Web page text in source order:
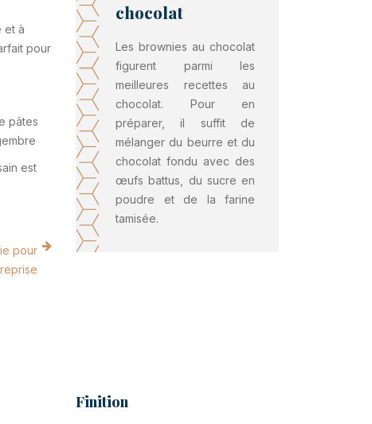
et à
pour
pâtes
est
pour
chocolat
Les brownies au chocolat
figurent parmi les
meilleures recettes au
chocolat. Pour en
préparer, il suffit de
mélanger du beurre et du
chocolat fondu avec des
œufs battus, du sucre en
poudre et de la farine
tamisée.
Finition